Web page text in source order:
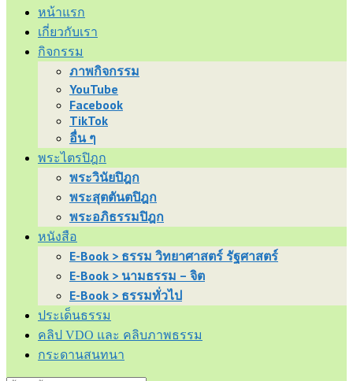
หน้าแรก
เกี่ยวกับเรา
กิจกรรม
ภาพกิจกรรม
YouTube
Facebook
TikTok
อื่น ๆ
พระไตรปิฎก
พระวินัยปิฎก
พระสุตตันตปิฎก
พระอภิธรรมปิฎก
หนังสือ
E-Book > ธรรม วิทยาศาสตร์ รัฐศาสตร์
E-Book > นามธรรม – จิต
E-Book > ธรรมทั่วไป
ประเด็นธรรม
คลิป VDO และ คลิบภาพธรรม
กระดานสนทนา